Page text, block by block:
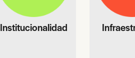
Institucionalidad